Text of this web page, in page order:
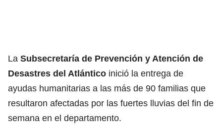
La Subsecretaría de Prevención y Atención de
Desastres del Atlántico inició la entrega de
ayudas humanitarias a las más de 90 familias que
resultaron afectadas por las fuertes lluvias del fin de
semana en el departamento.